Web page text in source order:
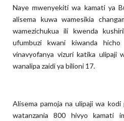
Naye mwenyekiti wa kamati ya
alisema kuwa wamesikia
wamezichukua ili kwenda
ufumbuzi kwani kiwanda
vinavyofanya vizuri katika ulipaji
wanalipa zaidi ya bilioni 17.
Alisema pamoja na ulipaji wa kodi
watanzania 800 hivyo kamati